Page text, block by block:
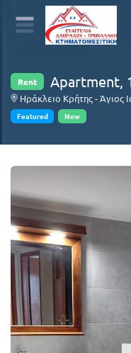
Rent Apartment,
Ηράκλειο Κρήτης - Άγιος
Featured New